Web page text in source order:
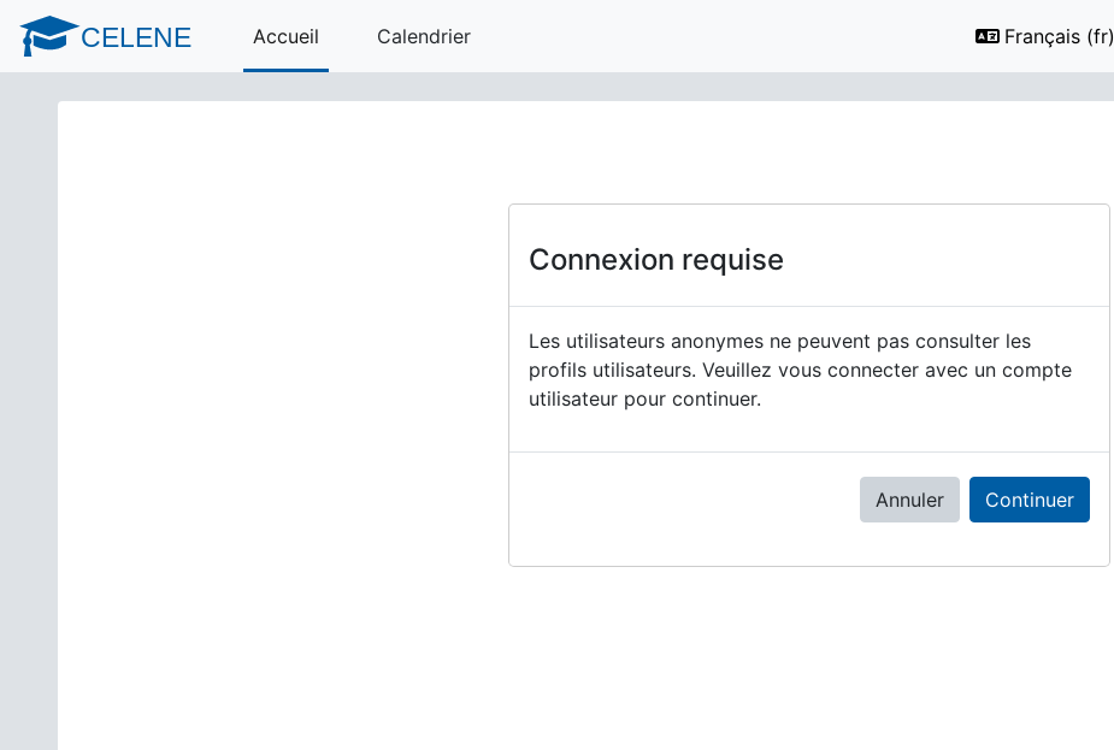
Passer au contenu principal
CELENE Accueil Calendrier Français ‎(fr)‎
Connexion requise
Les utilisateurs anonymes ne peuvent pas consulter les
profils utilisateurs. Veuillez vous connecter avec un compte
utilisateur pour continuer.
Annuler Continuer